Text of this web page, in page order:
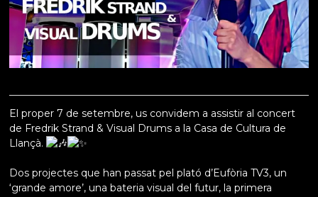
El proper 7 de setembre, us convidem a assistir al concert
de Fredrik Strand & Visual Drums a la Casa de Cultura de
Llançà.
Dos projectes que han passat pel plató d’Eufòria TV3, un
‘grande amore’, una bateria visual del futur, la primera